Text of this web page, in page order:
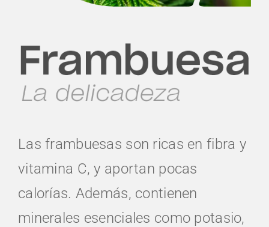
Las frambuesas son ricas en fibra y
vitamina C, y aportan pocas
calorías. Además, contienen
minerales esenciales como potasio,